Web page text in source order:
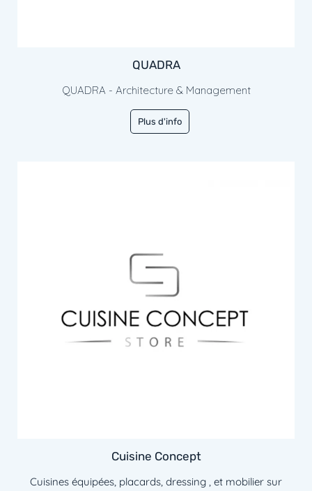
QUADRA
QUADRA - Architecture & Management
Plus d'info
Cuisine Concept
Cuisines équipées, placards, dressing , et mobilier sur